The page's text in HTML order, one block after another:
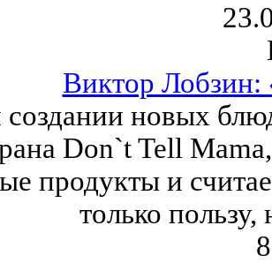
Виктор Лобзин:
новых
Don`t Tell
продукты и
только пользу,